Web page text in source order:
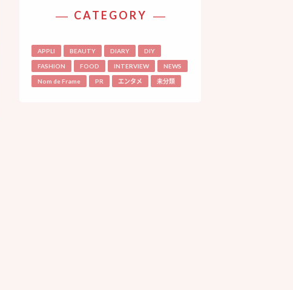
CATEGORY
APPLI BEAUTY DIARY DIY
FASHION FOOD INTERVIEW NEWS
Nom de Frame PR エンタメ 未分類